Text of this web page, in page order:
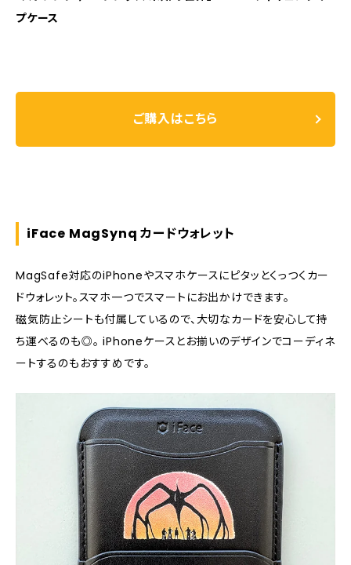
プケース
ご購入はこちら
iFace MagSynq カードウォレット
MagSafe対応のiPhoneやスマホケースにピタッとくっつくカー
ドウォレット。スマホ一つでスマートにお出かけできます。
磁気防止シートも付属しているので、大切なカードを安心して持
ち運べるのも◎。 iPhoneケースとお揃いのデザインでコーディネ
ートするのもおすすめです。